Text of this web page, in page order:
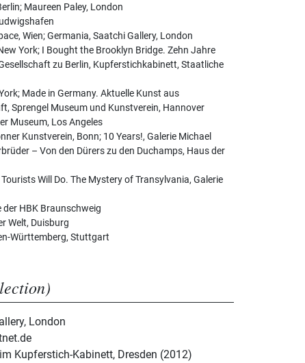
Maureen Paley, London
Wien; Germania, Saatchi Gallery, London
York; I Bought the Brooklyn Bridge. Zehn Jahre
zu Berlin, Kupferstichkabinett, Staatliche
Made in Germany. Aktuelle Kunst aus
Sprengel Museum und Kunstverein, Hannover
Museum, Los Angeles
Kunstverein, Bonn; 10 Years!, Galerie Michael
– Von den Dürers zu den Duchamps, Haus der
Will Do. The Mystery of Transylvania, Galerie
der HBK Braunschweig
Welt, Duisburg
Württemberg, Stuttgart
London
Kupferstich-Kabinett, Dresden (2012)